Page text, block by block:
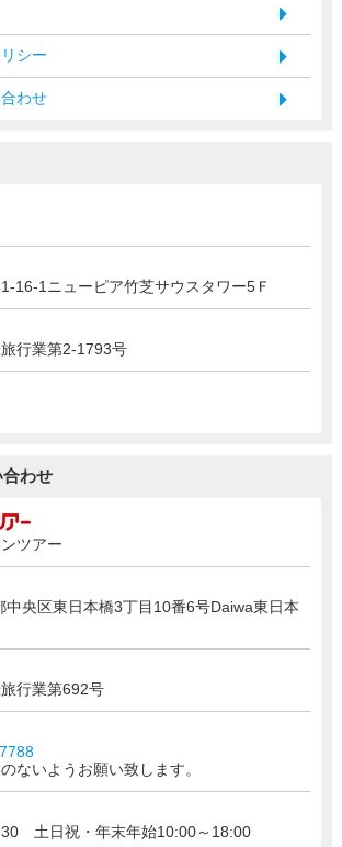
シー
わせ
16-1ニューピア竹芝サウスタワー5Ｆ
行業第2-1793号
合わせ
ツアー
中央区東日本橋3丁目10番6号Daiwa東日本
行業第692号
ないようお願い致します。
土日祝・年末年始10:00～18:00